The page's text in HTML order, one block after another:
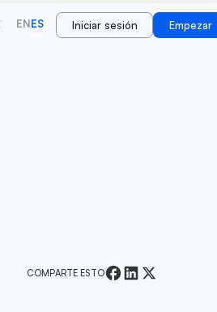
ENES Iniciar sesión Empezar
COMPARTE ESTO